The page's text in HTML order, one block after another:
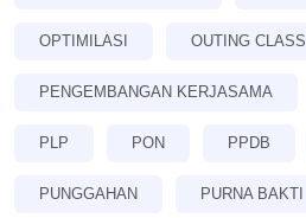
OPTIMILASI OUTING CLASS
PENGEMBANGAN KERJASAMA
PLP PON PPDB
PUNGGAHAN PURNA BAKTI